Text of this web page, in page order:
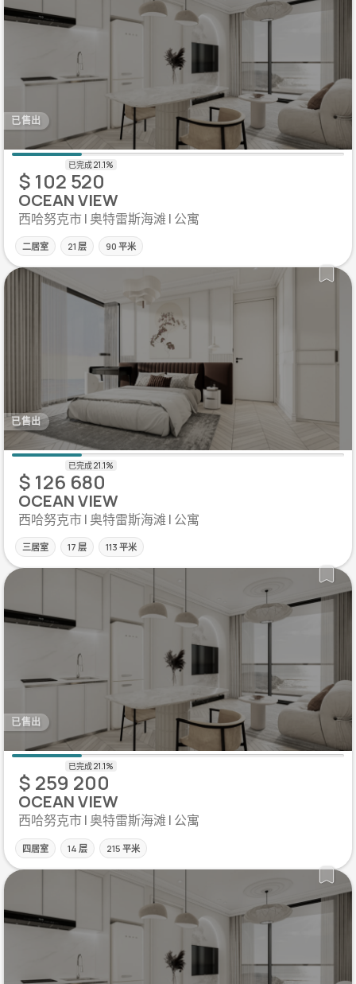
已售出
$ 102 520
OCEAN VIEW
西哈努克市 | 奥特雷斯海滩 | 公寓
二居室 21 层 90 平米
已售出
$ 126 680
OCEAN VIEW
西哈努克市 | 奥特雷斯海滩 | 公寓
三居室 17 层 113 平米
已售出
$ 259 200
OCEAN VIEW
西哈努克市 | 奥特雷斯海滩 | 公寓
四居室 14 层 215 平米